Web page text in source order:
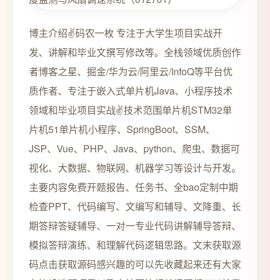
博主介绍✌️码农一枚 专注于大学生项目实战开
发、讲解和毕业文撰写修改等。全栈领域优质创作
者博客之星、掘金/华为云/阿里云/InfoQ等平台优
质作者、专注于嵌入式单片机Java、小程序技术
领域和毕业项目实战✌️技术范围单片机STM32单
片机51单片机小程序、SpringBoot、SSM、
JSP、Vue、PHP、Java、python、爬虫、数据可
视化、大数据、物联网、机器学习等设计与开发。
主要内容免费开题报告、任务书、全bao定制中期
检查PPT、代码编写、文编写和辅导、文降重、长
期答辩答疑辅导、一对一专业代码讲解辅导答辩、
模拟答辩演练、和理解代码逻辑思路。文末获取源
码点击获取源码感兴趣的可以先收藏起来还有大家